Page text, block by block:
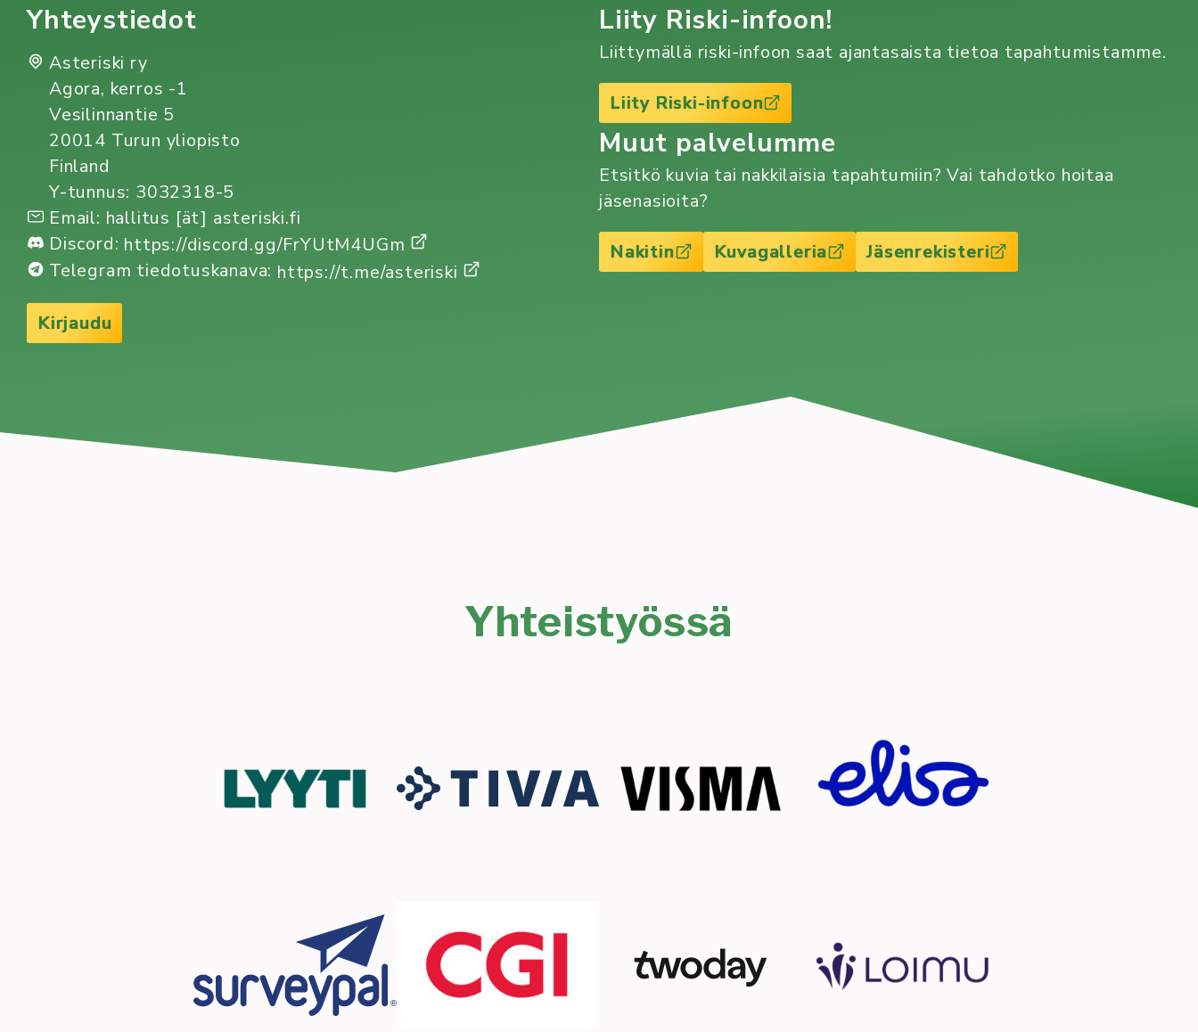
Yhteystiedot
Asteriski ry
Agora, kerros -1
Vesilinnantie 5
20014 Turun yliopisto
Finland
Y-tunnus: 3032318-5
Email: hallitus [ät] asteriski.fi
Discord: https://discord.gg/FrYUtM4UGm
Telegram tiedotuskanava: https://t.me/asteriski
Kirjaudu
Liity Riski-infoon!
Liittymällä riski-infoon saat ajantasaista tietoa tapahtumistamme.
Liity Riski-infoon
Muut palvelumme
Etsitkö kuvia tai nakkilaisia tapahtumiin? Vai tahdotko hoitaa
jäsenasioita?
Nakitin Kuvagalleria Jäsenrekisteri
Yhteistyössä